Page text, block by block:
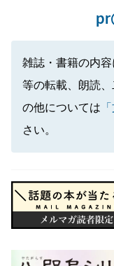
雑誌・書籍の内
等の転載、朗読
の他については
さい。